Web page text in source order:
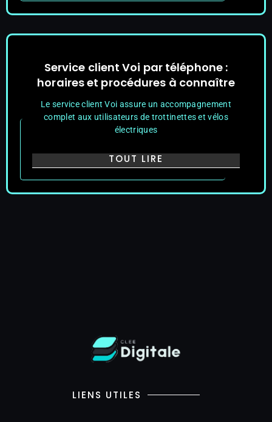
Service client Voi par téléphone :
horaires et procédures à connaître
Le service client Voi assure un accompagnement
complet aux utilisateurs de trottinettes et vélos
électriques
TOUT LIRE
LIENS UTILES